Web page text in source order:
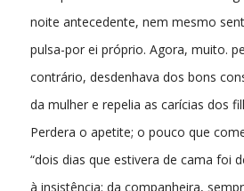
noite antecedente, nem mesmo
pulsa-por ei próprio. Agora, muito.
contrário, desdenhava dos bons
da mulher e repelia as carícias dos
Perdera o apetite; o pouco que
“dois dias que estivera de cama foi
à insistência: da companheira,